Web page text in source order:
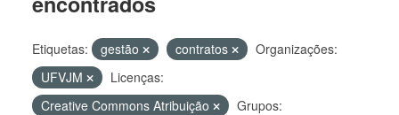
Etiquetas: gestão contratos
Organizações:
UFVJM
Licenças:
Creative Commons Atribuição
Grupos: